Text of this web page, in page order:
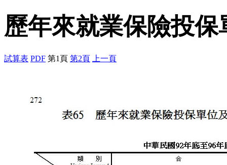
歷年來就業保險投
試算表 PDF 第1頁 第2頁 上一頁